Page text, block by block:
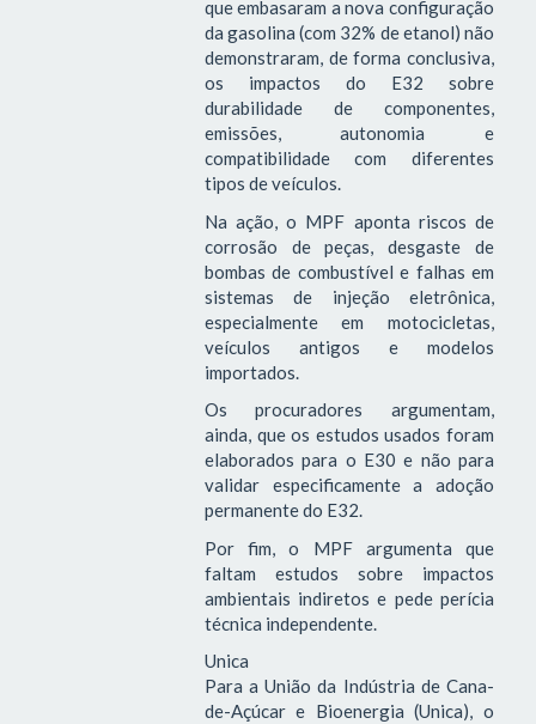
que embasaram a nova configuração
da gasolina (com 32% de etanol) não
demonstraram, de forma conclusiva,
os impactos do E32 sobre
durabilidade de componentes,
emissões, autonomia e
compatibilidade com diferentes
tipos de veículos.
Na ação, o MPF aponta riscos de
corrosão de peças, desgaste de
bombas de combustível e falhas em
sistemas de injeção eletrônica,
especialmente em motocicletas,
veículos antigos e modelos
importados.
Os procuradores argumentam,
ainda, que os estudos usados foram
elaborados para o E30 e não para
validar especificamente a adoção
permanente do E32.
Por fim, o MPF argumenta que
faltam estudos sobre impactos
ambientais indiretos e pede perícia
técnica independente.
Unica
Para a União da Indústria de Cana-
de-Açúcar e Bioenergia (Unica), o